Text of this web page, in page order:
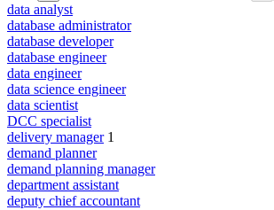
data analyst
database administrator
database developer
database engineer
data engineer
data science engineer
data scientist
DCC specialist
delivery manager 1
demand planner
demand planning manager
department assistant
deputy chief accountant